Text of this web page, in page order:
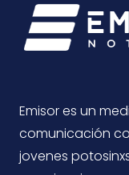
Emisor es un
comunicación
jovenes